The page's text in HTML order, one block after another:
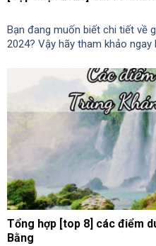
Bạn đang muốn biết chi tiết về
2024? Vậy hãy tham khảo ngay
Tổng hợp [top 8] các điểm
Bằng